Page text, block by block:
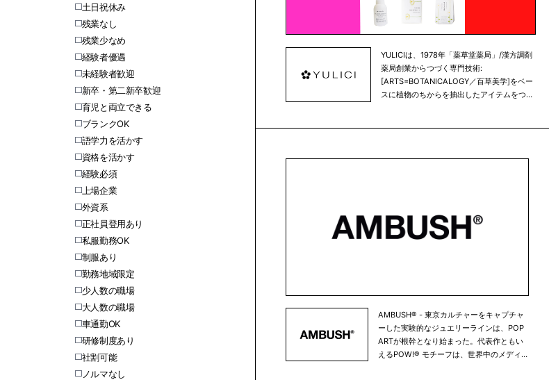
土日祝休み
残業なし
残業少なめ
経験者優遇
未経験者歓迎
新卒・第二新卒歓迎
育児と両立できる
ブランクOK
語学力を活かす
資格を活かす
経験必須
上場企業
外資系
正社員登用あり
私服勤務OK
制服あり
勤務地域限定
少人数の職場
大人数の職場
車通勤OK
研修制度あり
社割可能
ノルマなし
YULICIは、1978年「薬草堂薬局」/漢方調剤
薬局創業からつづく専門技術:
[ARTS=BOTANICALOGY／百草美学]をベー
スに植物のちからを抽出したアイテムをつく
す。
AMBUSH® - 東京カルチャーをキャプチャ
ーした実験的なジュエリーラインは、POP
ARTが根幹となり始まった。代表作ともい
えるPOW!® モチーフは、世界中のメディ